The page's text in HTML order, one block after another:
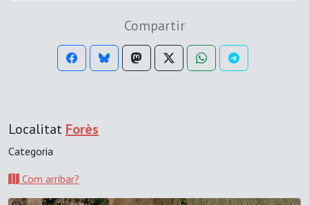
Compartir
Localitat Forès
Categoria
Com arribar?